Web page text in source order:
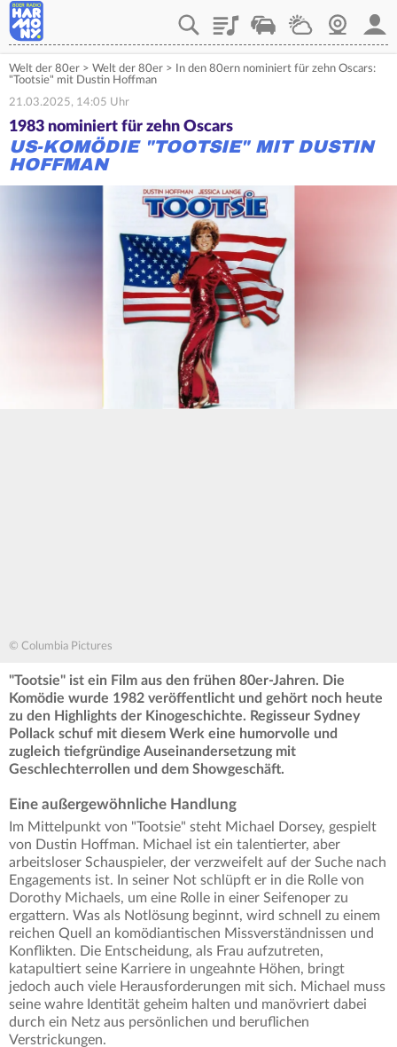
PlaylistVerkehrWetterWebcam
Welt der 80er > Welt der 80er >
In den 80ern nominiert für zehn Oscars:
"Tootsie" mit Dustin Hoffman
21.03.2025, 14:05 Uhr
1983 nominiert für zehn Oscars
US-KOMÖDIE "TOOTSIE" MIT DUSTIN
HOFFMAN
© Columbia Pictures
"Tootsie" ist ein Film aus den frühen 80er-Jahren. Die
Komödie wurde 1982 veröffentlicht und gehört noch heute
zu den Highlights der Kinogeschichte. Regisseur Sydney
Pollack schuf mit diesem Werk eine humorvolle und
zugleich tiefgründige Auseinandersetzung mit
Geschlechterrollen und dem Showgeschäft.
Eine außergewöhnliche Handlung
Im Mittelpunkt von "Tootsie" steht Michael Dorsey, gespielt
von Dustin Hoffman. Michael ist ein talentierter, aber
arbeitsloser Schauspieler, der verzweifelt auf der Suche nach
Engagements ist. In seiner Not schlüpft er in die Rolle von
Dorothy Michaels, um eine Rolle in einer Seifenoper zu
ergattern. Was als Notlösung beginnt, wird schnell zu einem
reichen Quell an komödiantischen Missverständnissen und
Konflikten. Die Entscheidung, als Frau aufzutreten,
katapultiert seine Karriere in ungeahnte Höhen, bringt
jedoch auch viele Herausforderungen mit sich. Michael muss
seine wahre Identität geheim halten und manövriert dabei
durch ein Netz aus persönlichen und beruflichen
Verstrickungen.